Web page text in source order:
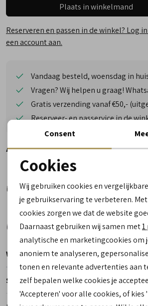
Plaats in winkelmand
Reserveren en passen in de winkel? Log
een account aan.
Vandaag besteld, woensdag in
Vragen? Wij helpen u graag!
Gratis verzending vanaf €50,-
Reserveer- en passervice in de
Alternatieve kleuren
Winkelvoorraad
Specificaties
Noodzakelijke cookies
Analytische cookies
Marketing cookies
Consent
Cookies
Wij gebruiken cookies en
je gebruikservaring te verbeteren.
cookies zorgen we dat de website
Daarnaast gebruiken wij samen met
analytische en marketingcookies om
anoniem te analyseren,
tonen en relevante advertenties aan
zelf bepalen welke cookies je
'Accepteren' voor alle cookies, of